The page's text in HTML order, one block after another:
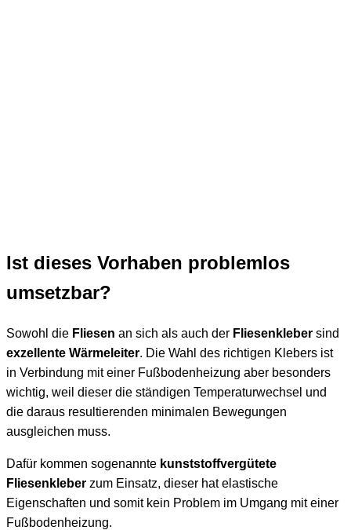
Ist dieses Vorhaben problemlos
umsetzbar?
Sowohl die Fliesen an sich als auch der Fliesenkleber sind
exzellente Wärmeleiter. Die Wahl des richtigen Klebers ist
in Verbindung mit einer Fußbodenheizung aber besonders
wichtig, weil dieser die ständigen Temperaturwechsel und
die daraus resultierenden minimalen Bewegungen
ausgleichen muss.
Dafür kommen sogenannte kunststoffvergütete
Fliesenkleber zum Einsatz, dieser hat elastische
Eigenschaften und somit kein Problem im Umgang mit einer
Fußbodenheizung.